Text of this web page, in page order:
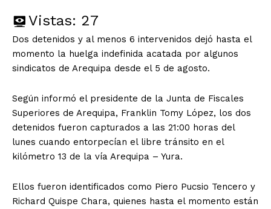
Vistas: 27
Dos detenidos y al menos 6 intervenidos dejó hasta el
momento la huelga indefinida acatada por algunos
sindicatos de Arequipa desde el 5 de agosto.
Según informó el presidente de la Junta de Fiscales
Superiores de Arequipa, Franklin Tomy López, los dos
detenidos fueron capturados a las 21:00 horas del
lunes cuando entorpecían el libre tránsito en el
kilómetro 13 de la vía Arequipa – Yura.
Ellos fueron identificados como Piero Pucsio Tencero y
Richard Quispe Chara, quienes hasta el momento están